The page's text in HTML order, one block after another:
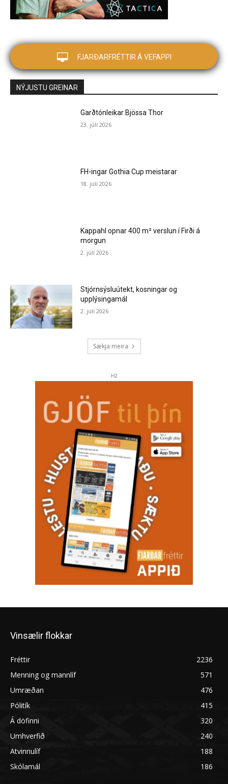
Vinsælir flokkar
Fréttir
2236
Menning og mannlíf
571
Umræðan
476
Pólitík
415
Á döfinni
320
Umhverfið
240
Atvinnulíf
188
Skólamál
186